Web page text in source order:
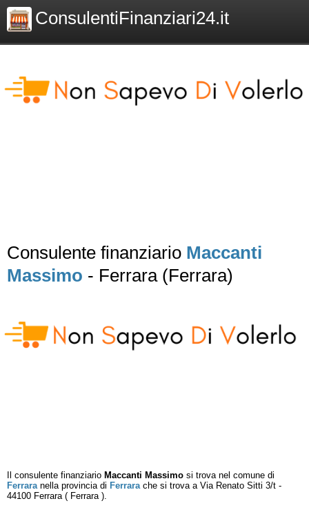
ConsulentiFinanziari24.it
Consulente finanziario Maccanti
Massimo - Ferrara (Ferrara)
Il consulente finanziario Maccanti Massimo si trova nel comune di
Ferraranella provincia di Ferrarache si trova a Via Renato Sitti 3/t -
44100 Ferrara( Ferrara).